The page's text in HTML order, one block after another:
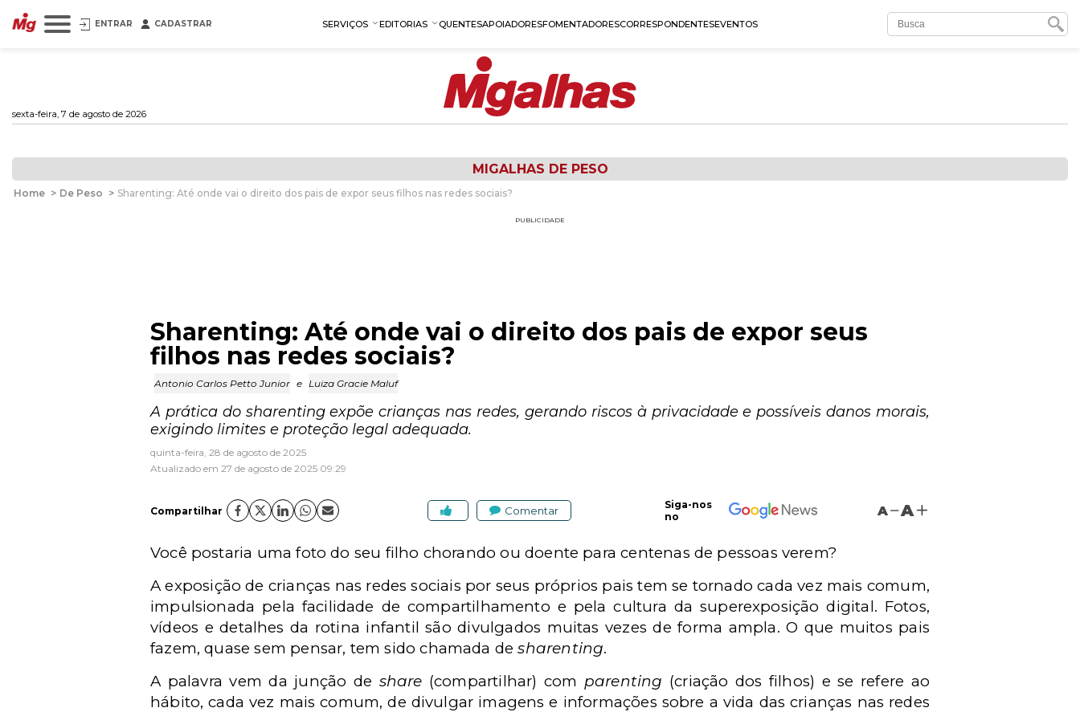
ENTRAR CADASTRAR SERVIÇOS EDITORIAS QUENTESAPOIADORESFOMENTADORESCORRESPONDENTESEVENTOS
sexta-feira, 7 de agosto de 2026
MIGALHAS DE PESO
Home > De Peso > Sharenting: Até onde vai o direito dos pais de expor seus filhos nas redes sociais?
PUBLICIDADE
Sharenting: Até onde vai o direito dos pais de expor seus
filhos nas redes sociais?
Antonio Carlos Petto Junior e Luiza Gracie Maluf
A prática do sharenting expõe crianças nas redes, gerando riscos à privacidade e possíveis danos morais,
exigindo limites e proteção legal adequada.
quinta-feira, 28 de agosto de 2025
Atualizado em 27 de agosto de 2025 09:29
Compartilhar Comentar
Siga-nos
no
A A
Você postaria uma foto do seu filho chorando ou doente para centenas de pessoas verem?
A exposição de crianças nas redes sociais por seus próprios pais tem se tornado cada vez mais comum,
impulsionada pela facilidade de compartilhamento e pela cultura da superexposição digital. Fotos,
vídeos e detalhes da rotina infantil são divulgados muitas vezes de forma ampla. O que muitos pais
fazem, quase sem pensar, tem sido chamada desharenting.
A palavra vem da junção de share (compartilhar) com parenting (criação dos filhos) e se refere ao
hábito, cada vez mais comum, de divulgar imagens e informações sobre a vida das crianças nas redes